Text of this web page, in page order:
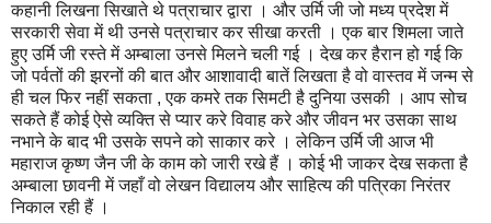
कहानी लिखना सिखाते थे पत्राचार द्वारा । और उर्मि जी जो मध्य प्रदेश में
सरकारी सेवा में थी उनसे पत्राचार कर सीखा करती । एक बार शिमला जाते
हुए उर्मि जी रस्ते में अम्बाला उनसे मिलने चली गई । देख कर हैरान हो गई कि
जो पर्वतों की झरनों की बात और आशावादी बातें लिखता है वो वास्तव में जन्म से
ही चल फिर नहीं सकता , एक कमरे तक सिमटी है दुनिया उसकी । आप सोच
सकते हैं कोई ऐसे व्यक्ति से प्यार करे विवाह करे और जीवन भर उसका साथ
नभाने के बाद भी उसके सपने को साकार करे । लेकिन उर्मि जी आज भी
महाराज कृष्ण जैन जी के काम को जारी रखे हैं । कोई भी जाकर देख सकता है
अम्बाला छावनी में जहाँ वो लेखन विद्यालय और साहित्य की पत्रिका निरंतर
निकाल रही हैं ।